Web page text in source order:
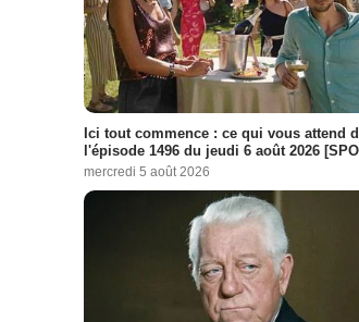
Ici tout commence : ce qui vous attend
l'épisode 1496 du jeudi 6 août 2026
mercredi 5 août 2026